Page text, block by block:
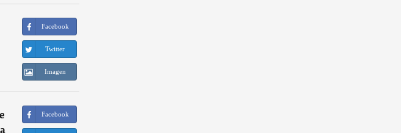
Facebook
Twitter
Imagen
Facebook